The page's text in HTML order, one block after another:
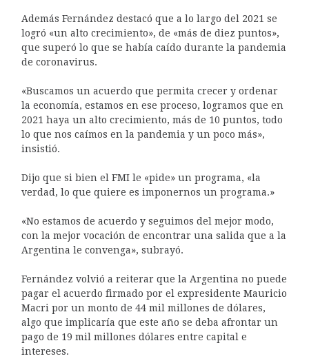
Además Fernández destacó que a lo largo del 2021 se
logró «un alto crecimiento», de «más de diez puntos»,
que superó lo que se había caído durante la pandemia
de coronavirus.
«Buscamos un acuerdo que permita crecer y ordenar
la economía, estamos en ese proceso, logramos que en
2021 haya un alto crecimiento, más de 10 puntos, todo
lo que nos caímos en la pandemia y un poco más»,
insistió.
Dijo que si bien el FMI le «pide» un programa, «la
verdad, lo que quiere es imponernos un programa.»
«No estamos de acuerdo y seguimos del mejor modo,
con la mejor vocación de encontrar una salida que a la
Argentina le convenga», subrayó.
Fernández volvió a reiterar que la Argentina no puede
pagar el acuerdo firmado por el expresidente Mauricio
Macri por un monto de 44 mil millones de dólares,
algo que implicaría que este año se deba afrontar un
pago de 19 mil millones dólares entre capital e
intereses.